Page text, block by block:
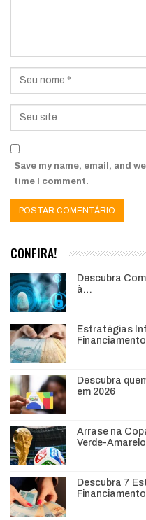
Save my name, email, and
time I comment.
CONFIRA!
Descubra
à…
Estratégias
Descubra
em 2026
Arrase na
Verde-Amarelo
Descubra 7